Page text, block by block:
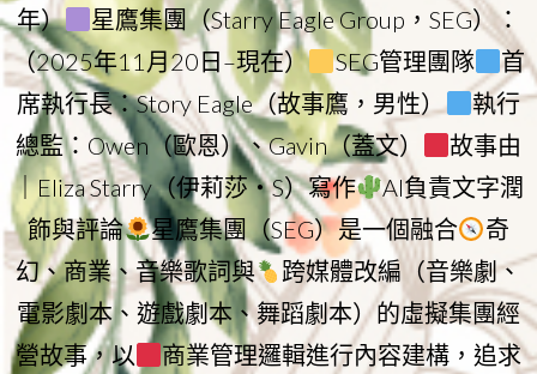
年）
星鷹集團（Starry Eagle Group，SEG）：
（2025年11月20日–現在）
SEG管理團隊
首
席執行長：Story Eagle（故事鷹，男性）
執行
總監：Owen（歐恩）、Gavin（蓋文）
故事由
｜Eliza Starry（伊莉莎・S）寫作
AI負責文字潤
飾與評論
星鷹集團（SEG）是一個融合
奇
幻、商業、音樂歌詞與
跨媒體改編（音樂劇、
電影劇本、遊戲劇本、舞蹈劇本）的虛擬集團經
營故事，以
商業管理邏輯進行內容建構，追求